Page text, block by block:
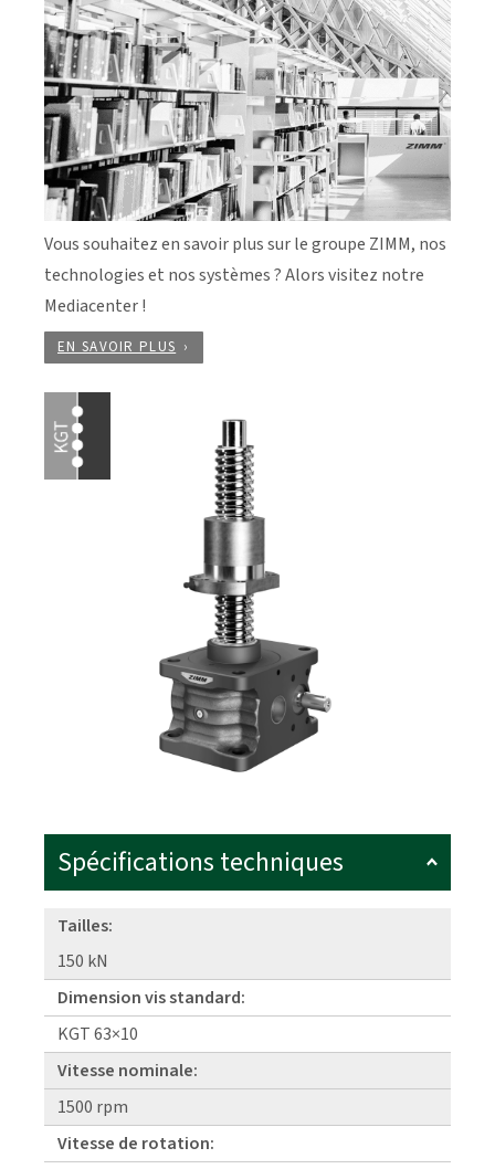
Vous souhaitez en savoir plus sur le groupe ZIMM, nos
technologies et nos systèmes ? Alors visitez notre
Mediacenter !
EN SAVOIR PLUS
Spécifications techniques
Tailles:
150 kN
Dimension vis standard:
KGT 63×10
Vitesse nominale:
1500 rpm
Vitesse de rotation: